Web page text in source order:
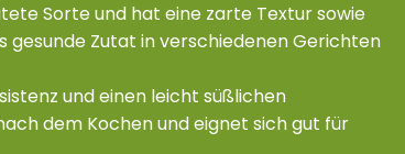
Sorte und hat eine zarte Textur sowie
gesunde Zutat in verschiedenen Gerichten
und einen leicht süßlichen
dem Kochen und eignet sich gut für